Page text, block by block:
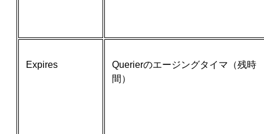
Expires
Querierのエージングタイマ（残時
間）